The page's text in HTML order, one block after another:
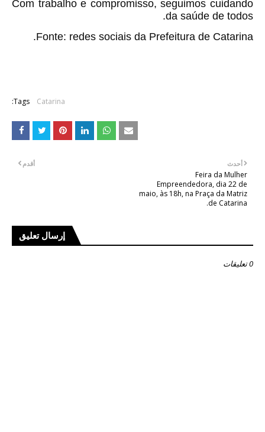
Com trabalho e compromisso, seguimos cuidando
da saúde de todos.
Fonte: redes sociais da Prefeitura de Catarina.
Tags: Catarina
أحدث
Feira da Mulher
Empreendedora, dia 22 de
maio, às 18h, na Praça da Matriz
de Catarina.
أقدم
إرسال تعليق
0 تعليقات